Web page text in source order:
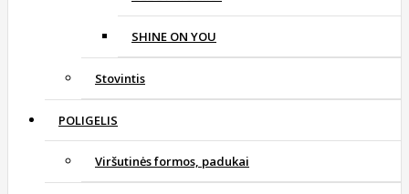
SHINE ON YOU
Stovintis
POLIGELIS
Viršutinės formos, padukai